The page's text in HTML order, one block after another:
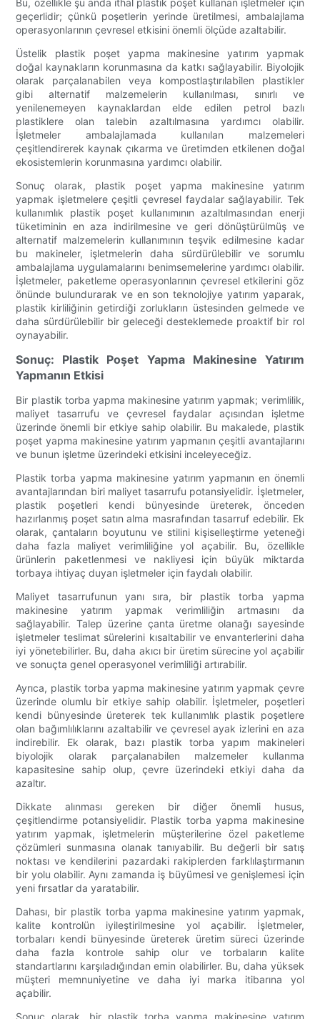
Bu, özellikle şu anda ithal plastik poşet kullanan işletmeler için
geçerlidir; çünkü poşetlerin yerinde üretilmesi, ambalajlama
operasyonlarının çevresel etkisini önemli ölçüde azaltabilir.
Üstelik plastik poşet yapma makinesine yatırım yapmak
doğal kaynakların korunmasına da katkı sağlayabilir. Biyolojik
olarak parçalanabilen veya kompostlaştırılabilen plastikler
gibi alternatif malzemelerin kullanılması, sınırlı ve
yenilenemeyen kaynaklardan elde edilen petrol bazlı
plastiklere olan talebin azaltılmasına yardımcı olabilir.
İşletmeler ambalajlamada kullanılan malzemeleri
çeşitlendirerek kaynak çıkarma ve üretimden etkilenen doğal
ekosistemlerin korunmasına yardımcı olabilir.
Sonuç olarak, plastik poşet yapma makinesine yatırım
yapmak işletmelere çeşitli çevresel faydalar sağlayabilir. Tek
kullanımlık plastik poşet kullanımının azaltılmasından enerji
tüketiminin en aza indirilmesine ve geri dönüştürülmüş ve
alternatif malzemelerin kullanımının teşvik edilmesine kadar
bu makineler, işletmelerin daha sürdürülebilir ve sorumlu
ambalajlama uygulamalarını benimsemelerine yardımcı olabilir.
İşletmeler, paketleme operasyonlarının çevresel etkilerini göz
önünde bulundurarak ve en son teknolojiye yatırım yaparak,
plastik kirliliğinin getirdiği zorlukların üstesinden gelmede ve
daha sürdürülebilir bir geleceği desteklemede proaktif bir rol
oynayabilir.
Sonuç: Plastik Poşet Yapma Makinesine Yatırım
Yapmanın Etkisi
Bir plastik torba yapma makinesine yatırım yapmak; verimlilik,
maliyet tasarrufu ve çevresel faydalar açısından işletme
üzerinde önemli bir etkiye sahip olabilir. Bu makalede, plastik
poşet yapma makinesine yatırım yapmanın çeşitli avantajlarını
ve bunun işletme üzerindeki etkisini inceleyeceğiz.
Plastik torba yapma makinesine yatırım yapmanın en önemli
avantajlarından biri maliyet tasarrufu potansiyelidir. İşletmeler,
plastik poşetleri kendi bünyesinde üreterek, önceden
hazırlanmış poşet satın alma masrafından tasarruf edebilir. Ek
olarak, çantaların boyutunu ve stilini kişiselleştirme yeteneği
daha fazla maliyet verimliliğine yol açabilir. Bu, özellikle
ürünlerin paketlenmesi ve nakliyesi için büyük miktarda
torbaya ihtiyaç duyan işletmeler için faydalı olabilir.
Maliyet tasarrufunun yanı sıra, bir plastik torba yapma
makinesine yatırım yapmak verimliliğin artmasını da
sağlayabilir. Talep üzerine çanta üretme olanağı sayesinde
işletmeler teslimat sürelerini kısaltabilir ve envanterlerini daha
iyi yönetebilirler. Bu, daha akıcı bir üretim sürecine yol açabilir
ve sonuçta genel operasyonel verimliliği artırabilir.
Ayrıca, plastik torba yapma makinesine yatırım yapmak çevre
üzerinde olumlu bir etkiye sahip olabilir. İşletmeler, poşetleri
kendi bünyesinde üreterek tek kullanımlık plastik poşetlere
olan bağımlılıklarını azaltabilir ve çevresel ayak izlerini en aza
indirebilir. Ek olarak, bazı plastik torba yapım makineleri
biyolojik olarak parçalanabilen malzemeler kullanma
kapasitesine sahip olup, çevre üzerindeki etkiyi daha da
azaltır.
Dikkate alınması gereken bir diğer önemli husus,
çeşitlendirme potansiyelidir. Plastik torba yapma makinesine
yatırım yapmak, işletmelerin müşterilerine özel paketleme
çözümleri sunmasına olanak tanıyabilir. Bu değerli bir satış
noktası ve kendilerini pazardaki rakiplerden farklılaştırmanın
bir yolu olabilir. Aynı zamanda iş büyümesi ve genişlemesi için
yeni fırsatlar da yaratabilir.
Dahası, bir plastik torba yapma makinesine yatırım yapmak,
kalite kontrolün iyileştirilmesine yol açabilir. İşletmeler,
torbaları kendi bünyesinde üreterek üretim süreci üzerinde
daha fazla kontrole sahip olur ve torbaların kalite
standartlarını karşıladığından emin olabilirler. Bu, daha yüksek
müşteri memnuniyetine ve daha iyi marka itibarına yol
açabilir.